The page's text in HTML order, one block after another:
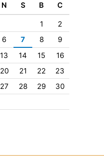
N S B C
1
2
6 7 8
9
13 14 15
16
20 21 22
23
27 28 29
30